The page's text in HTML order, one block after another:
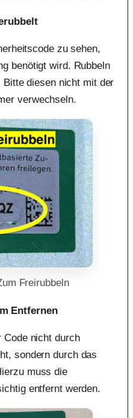
zu sehen,
benötigt wird. Rubbeln
diesen nicht mit der
verwechseln.
Freirubbeln
Entfernen
Code nicht durch
sondern durch das
muss die
entfernt werden.